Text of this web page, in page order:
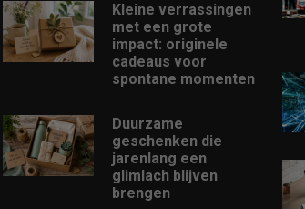
Kleine verrassingen
met een grote
impact: originele
cadeaus voor
spontane momenten
Duurzame
geschenken die
jarenlang een
glimlach blijven
brengen